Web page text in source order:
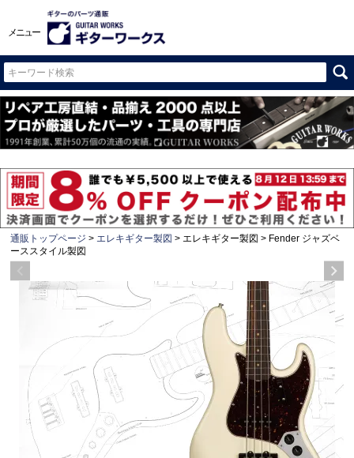
メニュー
通販トップページ エレキギター製図 エレキギター製図
Fender ジャズベ
ーススタイル製図